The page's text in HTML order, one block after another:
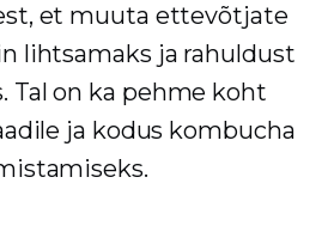
et muuta ettevõtjate
lihtsamaks ja rahuldust
Tal on ka pehme koht
ja kodus kombucha